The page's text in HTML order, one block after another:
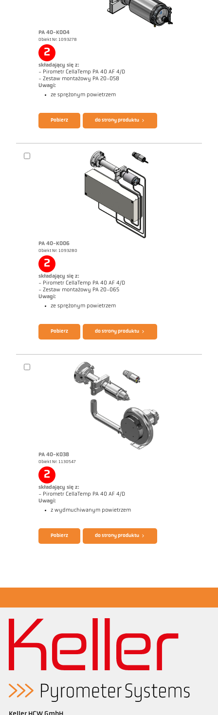
PA 40-K004
Obiekt Nr: 1093278
2
składający się z:
- Pirometr CellaTemp PA 40 AF 4/D
- Zestaw montażowy PA 20-058
Uwagi:
ze sprężonym powietrzem
Broszura CellaTemp PA
Pobierz do strony produktu
PA 40-K006
Obiekt Nr: 1093280
2
składający się z:
- Pirometr CellaTemp PA 40 AF 4/D
- Zestaw montażowy PA 20-065
Uwagi:
ze sprężonym powietrzem
Broszura CellaTemp PA
Pobierz do strony produktu
PA 40-K038
Obiekt Nr: 1130547
2
składający się z:
- Pirometr CellaTemp PA 40 AF 4/D
Uwagi:
z wydmuchiwanym powietrzem
Broszura CellaTemp PA
Rysunek wymiarowy PA 40-K038
Pobierz do strony produktu